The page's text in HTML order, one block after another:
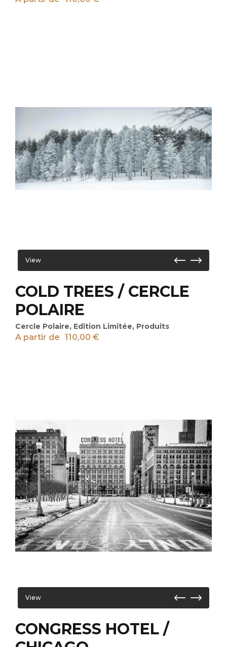
View
COLD TREES / CERCLE
POLAIRE
Cercle Polaire, Edition Limitée, Produits
A partir de 110,00 €
View
CONGRESS HOTEL /